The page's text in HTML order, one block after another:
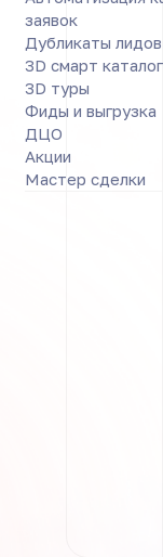
заявок
Дубликаты лидов
3D смарт каталог
3D туры
Фиды и выгрузка
ДЦО
Акции
Мастер сделки